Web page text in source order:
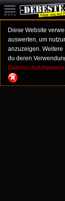
Diese Website
auswerten, um
anzuzeigen.
du deren